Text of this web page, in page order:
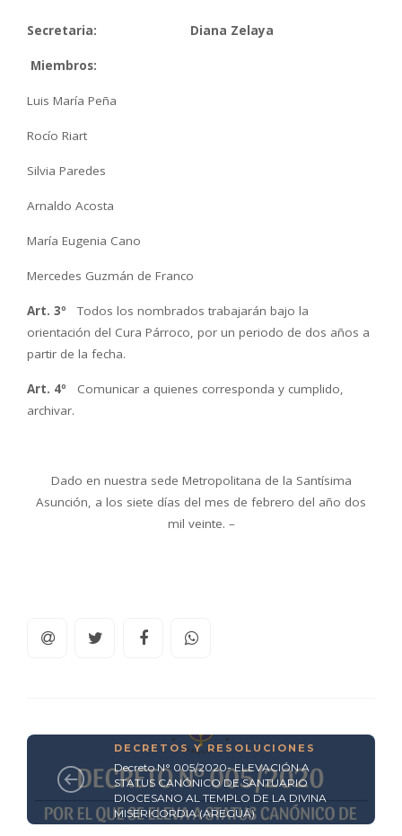
Secretaria: Diana Zelaya
Miembros:
Luis María Peña
Rocío Riart
Silvia Paredes
Arnaldo Acosta
María Eugenia Cano
Mercedes Guzmán de Franco
Art. 3º Todos los nombrados trabajarán bajo la
orientación del Cura Párroco, por un periodo de dos años a
partir de la fecha.
Art. 4º Comunicar a quienes corresponda y cumplido,
archivar.
Dado en nuestra sede Metropolitana de la Santísima
Asunción, a los siete días del mes de febrero del año dos
mil veinte. –
DECRETOS Y RESOLUCIONES
Decreto N° 005/2020- ELEVACIÓN A
STATUS CANÓNICO DE SANTUARIO
DIOCESANO AL TEMPLO DE LA DIVINA
MISERICORDIA (AREGUÁ)